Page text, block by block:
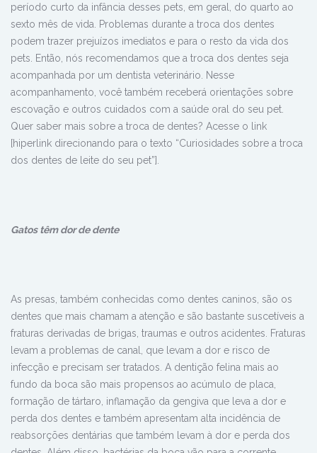
período curto da infância desses pets, em geral, do quarto ao
sexto mês de vida. Problemas durante a troca dos dentes
podem trazer prejuízos imediatos e para o resto da vida dos
pets. Então, nós recomendamos que a troca dos dentes seja
acompanhada por um dentista veterinário. Nesse
acompanhamento, você também receberá orientações sobre
escovação e outros cuidados com a saúde oral do seu pet.
Quer saber mais sobre a troca de dentes? Acesse o link
[hiperlink direcionando para o texto “Curiosidades sobre a troca
dos dentes de leite do seu pet”]
Gatos têm dor de dente
As presas, também conhecidas como dentes caninos, são os
dentes que mais chamam a atenção e são bastante suscetíveis a
fraturas derivadas de brigas, traumas e outros acidentes. Fraturas
levam a problemas de canal, que levam a dor e risco de
infecção e precisam ser tratados. A dentição felina mais ao
fundo da boca são mais propensos ao acúmulo de placa,
formação de tártaro, inflamação da gengiva que leva a dor e
perda dos dentes e também apresentam alta incidência de
reabsorções dentárias que também levam à dor e perda dos